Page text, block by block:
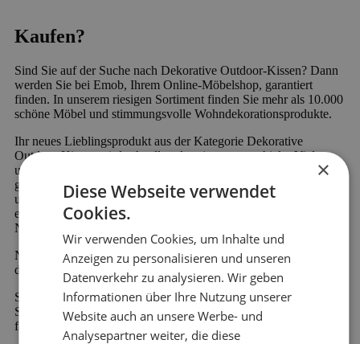
Kaufen?
Sind Sie auf der Suche nach Dekorative Outdoor-Kissen? Dann
werden Sie bei Emob, Ihrem Online-Möbelshop, garantiert
finden. In unserem riesigen Sortiment finden Sie mehr als 10.000
schöne Möbel und stimmungsvolle Wohndekorationsprodukte.
Ihr neues Lieblingsprodukt aus der Kategorie Dekorative
Outdoor-Kissen wird schnell und preiswert verschickt. Viele
unserer Produkte sind sofort verfügbar und werden schnell
geliefert. Außerdem profitieren Sie von 60 Tagen Rückgaberecht
und einer 2-Jahres-Garantie auf alle Möbel. Neu bei Emob und
einzigartig in der Branche ist die Möglichkeit der kostenlosen
Nachzahlung oder der geteilten Zahlung.
Neu bei Emob und einzigartig in der Branche ist die Möglichkeit
der kostenlosen Nachzahlung oder der geteilten Zahlung.
Sie haben eine Frage zu unseren Produkten oder unserem
Service? Zögern Sie nicht,Kontakt aufzunehmen
fachkundiges Personal wird Ihnen gerne weiterhelfen.
×
Diese Webseite verwendet
Cookies.
Wir verwenden Cookies, um Inhalte und
Anzeigen zu personalisieren und unseren
Datenverkehr zu analysieren. Wir geben
Informationen über Ihre Nutzung unserer
Website auch an unsere Werbe- und
Analysepartner weiter, die diese